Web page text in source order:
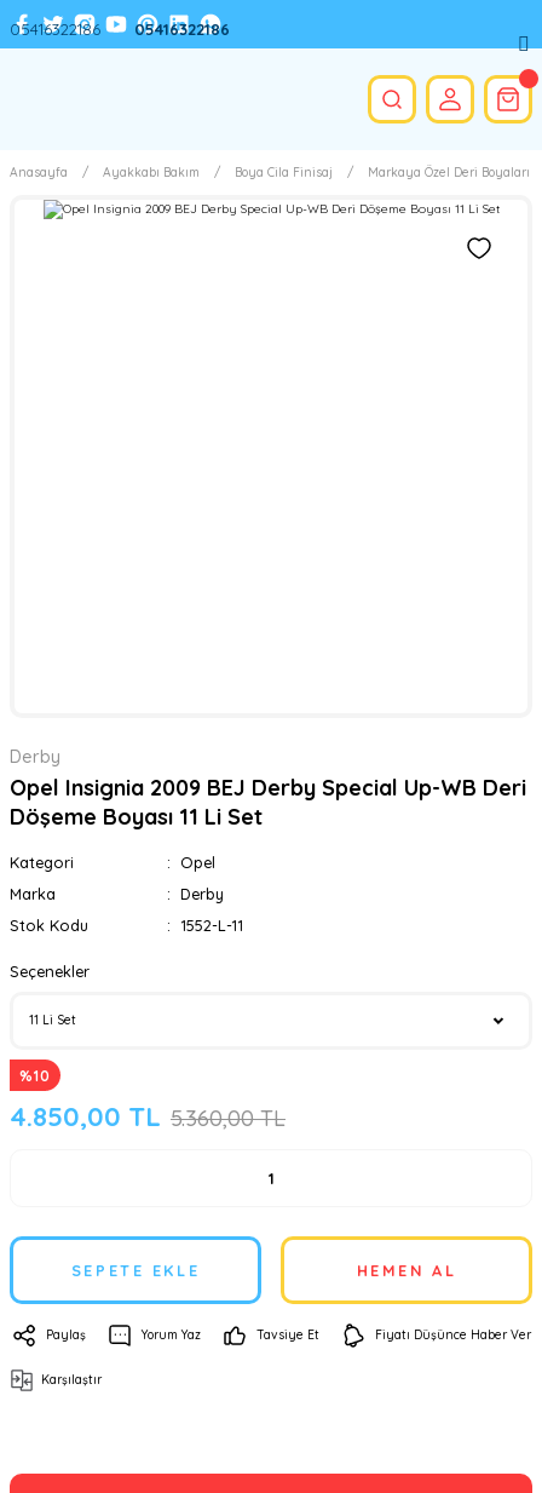
Anasayfa Ayakkabı Bakım Boya Cila Finisaj Markaya Özel Deri Boyaları
Derby
Opel Insignia 2009 BEJ Derby Special Up-WB Deri
Döşeme Boyası 11 Li Set
Kategori
Opel
Marka
Derby
Stok Kodu
1552-L-11
Seçenekler
%10
4.850,00 TL 5.360,00 TL
SEPETE EKLE HEMEN AL
Paylaş Yorum Yaz Tavsiye Et Fiyatı Düşünce Haber Ver
Karşılaştır
05416322186 05416322186